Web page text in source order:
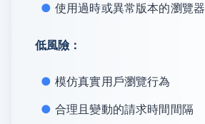
使用過時或異常版本的瀏覽器
低風險：
模仿真實用戶瀏覽行為
合理且變動的請求時間間隔